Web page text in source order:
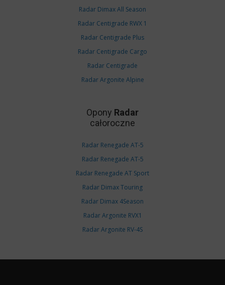
Radar Dimax All Season
Radar Centigrade RWX 1
Radar Centigrade Plus
Radar Centigrade Cargo
Radar Centigrade
Radar Argonite Alpine
Opony Radar
całoroczne
Radar Renegade AT-5
Radar Renegade AT-5
Radar Renegade AT Sport
Radar Dimax Touring
Radar Dimax 4Season
Radar Argonite RVX1
Radar Argonite RV-4S